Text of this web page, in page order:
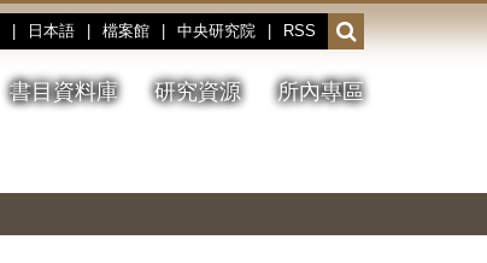
日本語 檔案館 中央研究院 RSS
開
啟
或
收
書目資料庫 研究資源 所內專區
停、
圖
圖
結